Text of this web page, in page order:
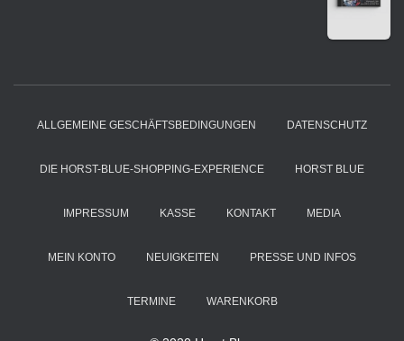
ALLGEMEINE GESCHÄFTSBEDINGUNGEN DATENSCHUTZ
DIE HORST-BLUE-SHOPPING-EXPERIENCE HORST BLUE
IMPRESSUM KASSE KONTAKT MEDIA
MEIN KONTO NEUIGKEITEN PRESSE UND INFOS
TERMINE WARENKORB